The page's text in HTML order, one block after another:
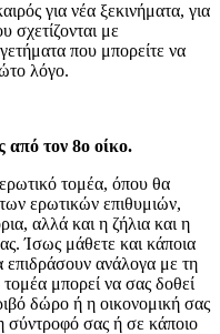
για νέα ξεκινήματα, για
σχετίζονται με
που μπορείτε να
λόγο.
από τον 8ο οίκο.
τομέα, όπου θα
ερωτικών επιθυμιών,
αλλά και η ζήλια και η
Ίσως μάθετε και κάποια
ανάλογα με τη
μπορεί να σας δοθεί
δώρο ή η οικονομική σας
σύντροφό σας ή σε κάποιο